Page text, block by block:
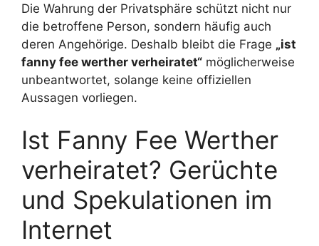
Die Wahrung der Privatsphäre schützt nicht nur
die betroffene Person, sondern häufig auch
deren Angehörige. Deshalb bleibt die Frage „ist
fanny fee werther verheiratet“ möglicherweise
unbeantwortet, solange keine offiziellen
Aussagen vorliegen.
Ist Fanny Fee Werther
verheiratet? Gerüchte
und Spekulationen im
Internet